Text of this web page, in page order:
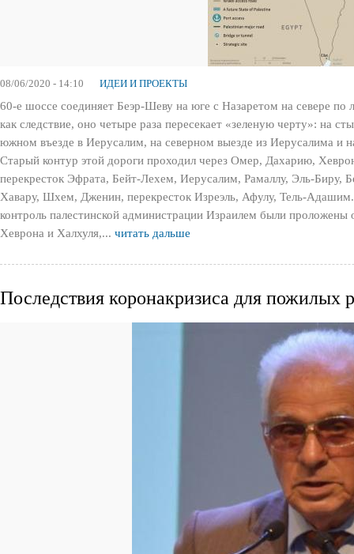
08/06/2020 - 14:10 ИДЕИ И ПРОЕКТЫ
60-е шоссе соединяет Беэр-Шеву на юге с Назаретом на севере по
как следствие, оно четыре раза пересекает «зеленую черту»: на
южном въезде в Иерусалим, на северном выезде из Иерусалима и
Старый контур этой дороги проходил через Омер, Дахарию,
перекресток Эфрата, Бейт-Лехем, Иерусалим, Рамаллу, Эль-Биру,
Хавару, Шхем, Дженин, перекресток Изреэль, Афулу, Тель-
контроль палестинской администрации Израилем были проложены
Хеврона и Халхуля,... читать дальше
Последствия коронакризиса для пожилых